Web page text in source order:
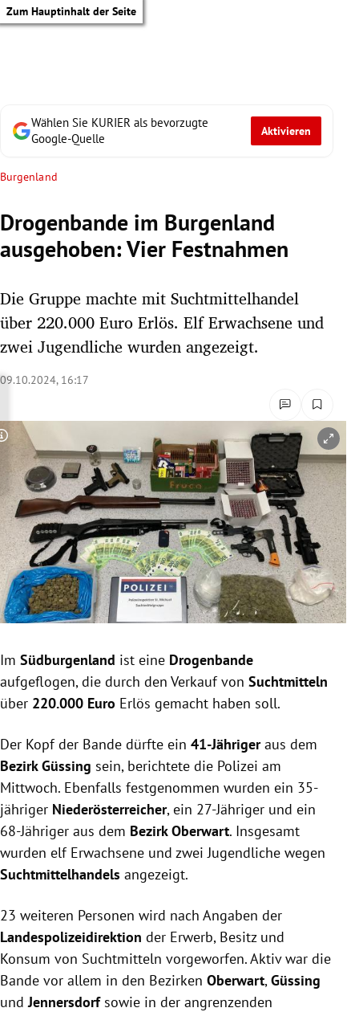
Zum Hauptinhalt der Seite
Untermenü
Untermenü
Untermenü
Untermenü
Untermenü
Untermenü
Untermenü
Untermenü
Wählen Sie KURIER als bevorzugte
Google-Quelle
Aktivieren
Burgenland
Drogenbande im Burgenland
ausgehoben: Vier Festnahmen
Die Gruppe machte mit Suchtmittelhandel
über 220.000 Euro Erlös. Elf Erwachsene und
zwei Jugendliche wurden angezeigt.
09.10.2024, 16:17
Copyright-Hinweis öffnen/schließen
Im Südburgenland ist eine Drogenbande
aufgeflogen, die durch den Verkauf von Suchtmitteln
über 220.000 Euro Erlös gemacht haben soll.
Der Kopf der Bande dürfte ein 41-Jährigeraus dem
Bezirk Güssing sein, berichtete die Polizei am
Mittwoch. Ebenfalls festgenommen wurden ein 35-
jähriger Niederösterreicher, ein 27-Jähriger und ein
68-Jähriger aus dem Bezirk Oberwart. Insgesamt
wurden elf Erwachsene und zwei Jugendliche wegen
Suchtmittelhandels angezeigt.
23 weiteren Personen wird nach Angaben der
Landespolizeidirektion der Erwerb, Besitz und
Konsum von Suchtmitteln vorgeworfen. Aktiv war die
Bande vor allem in den Bezirken Oberwart,Güssing
undJennersdorfsowie in der angrenzenden